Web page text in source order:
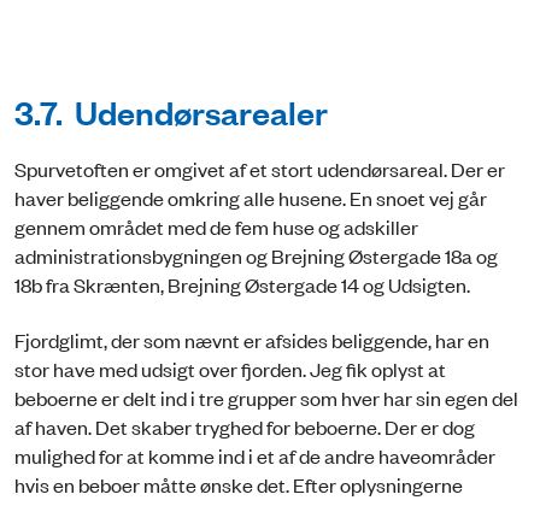
3.7. Udendørsarealer
Spurvetoften er omgivet af et stort udendørsareal. Der er
haver beliggende omkring alle husene. En snoet vej går
gennem området med de fem huse og adskiller
administrationsbygningen og Brejning Østergade 18a og
18b fra Skrænten, Brejning Østergade 14 og Udsigten.
Fjordglimt, der som nævnt er afsides beliggende, har en
stor have med udsigt over fjorden. Jeg fik oplyst at
beboerne er delt ind i tre grupper som hver har sin egen del
af haven. Det skaber tryghed for beboerne. Der er dog
mulighed for at komme ind i et af de andre haveområder
hvis en beboer måtte ønske det. Efter oplysningerne